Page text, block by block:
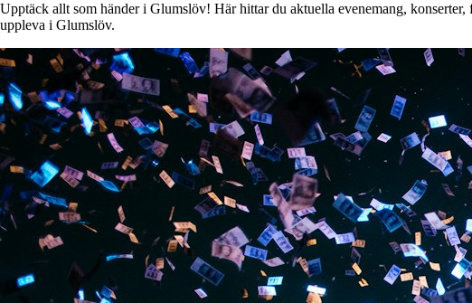
Upptäck allt som händer i Glumslöv! Här hittar du aktuella evenemang,
uppleva i Glumslöv.